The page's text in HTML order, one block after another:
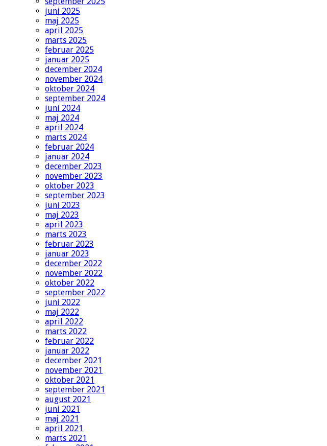
juni 2025
maj 2025
april 2025
marts 2025
februar 2025
januar 2025
december 2024
november 2024
oktober 2024
september 2024
juni 2024
maj 2024
april 2024
marts 2024
februar 2024
januar 2024
december 2023
november 2023
oktober 2023
september 2023
juni 2023
maj 2023
april 2023
marts 2023
februar 2023
januar 2023
december 2022
november 2022
oktober 2022
september 2022
juni 2022
maj 2022
april 2022
marts 2022
februar 2022
januar 2022
december 2021
november 2021
oktober 2021
september 2021
august 2021
juni 2021
maj 2021
april 2021
marts 2021